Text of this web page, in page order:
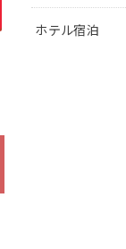
ホテル宿泊